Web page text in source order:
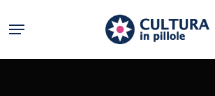
main
content
Menu